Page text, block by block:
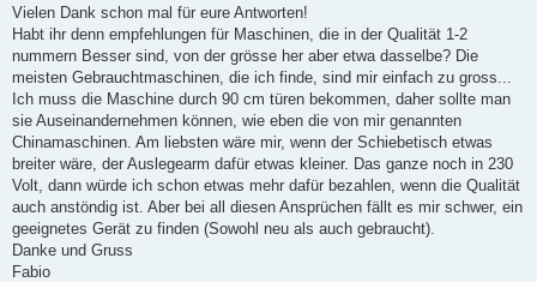
i
r
a
Vielen Dank schon mal für eure Antworten!
Habt ihr denn empfehlungen für Maschinen, die in der Qualität 1-2
nummern Besser sind, von der grösse her aber etwa dasselbe? Die
meisten Gebrauchtmaschinen, die ich finde, sind mir einfach zu gross...
Ich muss die Maschine durch 90 cm türen bekommen, daher sollte man
sie Auseinandernehmen können, wie eben die von mir genannten
Chinamaschinen. Am liebsten wäre mir, wenn der Schiebetisch etwas
breiter wäre, der Auslegearm dafür etwas kleiner. Das ganze noch in 230
Volt, dann würde ich schon etwas mehr dafür bezahlen, wenn die Qualität
auch anstöndig ist. Aber bei all diesen Ansprüchen fällt es mir schwer, ein
geeignetes Gerät zu finden (Sowohl neu als auch gebraucht).
Danke und Gruss
Fabio